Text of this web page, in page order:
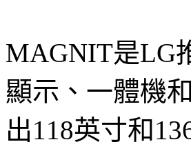
MAGNIT是LG
顯示、一體機
出118英寸和